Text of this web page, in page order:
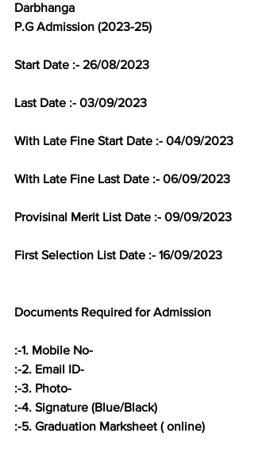
Darbhanga
P.G Admission (2023-25)
Start Date :- 26/08/2023
Last Date :- 03/09/2023
With Late Fine Start Date :- 04/09/2023
With Late Fine Last Date :- 06/09/2023
Provisinal Merit List Date :- 09/09/2023
First Selection List Date :- 16/09/2023
Documents Required for Admission
:-1. Mobile No-
:-2. Email ID-
:-3. Photo-
:-4. Signature (Blue/Black)
:-5. Graduation Marksheet ( online)